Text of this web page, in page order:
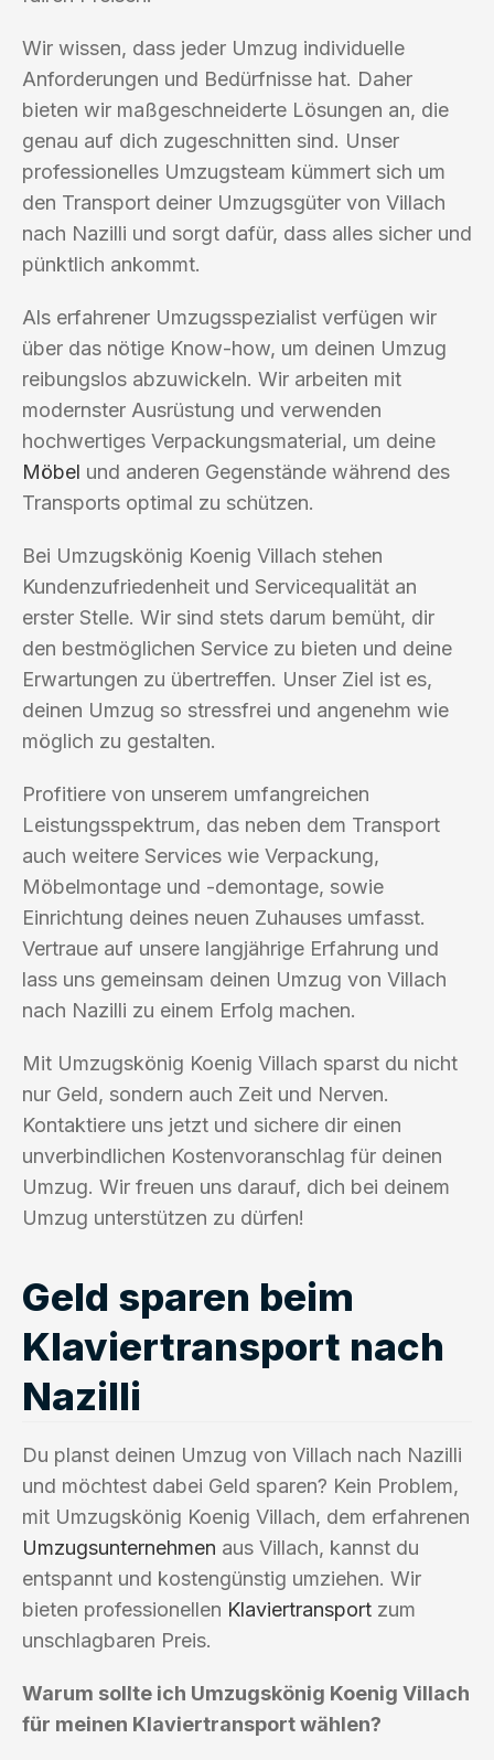
Wir wissen, dass jeder Umzug individuelle
Anforderungen und Bedürfnisse hat. Daher
bieten wir maßgeschneiderte Lösungen an, die
genau auf dich zugeschnitten sind. Unser
professionelles Umzugsteam kümmert sich um
den Transport deiner Umzugsgüter von Villach
nach Nazilli und sorgt dafür, dass alles sicher und
pünktlich ankommt.
Als erfahrener Umzugsspezialist verfügen wir
über das nötige Know-how, um deinen Umzug
reibungslos abzuwickeln. Wir arbeiten mit
modernster Ausrüstung und verwenden
hochwertiges Verpackungsmaterial, um deine
Möbel und anderen Gegenstände während des
Transports optimal zu schützen.
Bei Umzugskönig Koenig Villach stehen
Kundenzufriedenheit und Servicequalität an
erster Stelle. Wir sind stets darum bemüht, dir
den bestmöglichen Service zu bieten und deine
Erwartungen zu übertreffen. Unser Ziel ist es,
deinen Umzug so stressfrei und angenehm wie
möglich zu gestalten.
Profitiere von unserem umfangreichen
Leistungsspektrum, das neben dem Transport
auch weitere Services wie Verpackung,
Möbelmontage und -demontage, sowie
Einrichtung deines neuen Zuhauses umfasst.
Vertraue auf unsere langjährige Erfahrung und
lass uns gemeinsam deinen Umzug von Villach
nach Nazilli zu einem Erfolg machen.
Mit Umzugskönig Koenig Villach sparst du nicht
nur Geld, sondern auch Zeit und Nerven.
Kontaktiere uns jetzt und sichere dir einen
unverbindlichen Kostenvoranschlag für deinen
Umzug. Wir freuen uns darauf, dich bei deinem
Umzug unterstützen zu dürfen!
Geld sparen beim
Klaviertransport nach
Nazilli
Du planst deinen Umzug von Villach nach Nazilli
und möchtest dabei Geld sparen? Kein Problem,
mit Umzugskönig Koenig Villach, dem erfahrenen
Umzugsunternehmen aus Villach, kannst du
entspannt und kostengünstig umziehen. Wir
bieten professionellen Klaviertransport zum
unschlagbaren Preis.
Warum sollte ich Umzugskönig Koenig Villach
für meinen Klaviertransport wählen?